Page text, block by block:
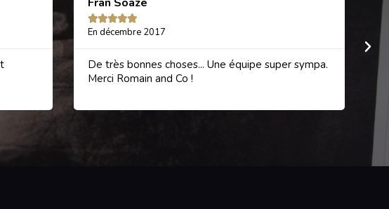

En décembre 2017
De très bonnes choses... Une équipe super sympa.
Merci Romain and Co !